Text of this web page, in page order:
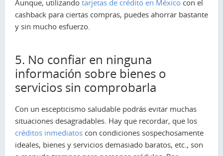
Aunque, utilizando tarjetas de crédito en México con el
cashback para ciertas compras, puedes ahorrar bastante
y sin mucho esfuerzo.
5. No confiar en ninguna
información sobre bienes o
servicios sin comprobarla
Con un escepticismo saludable podrás evitar muchas
situaciones desagradables. Hay que recordar, que los
créditos inmediatos con condiciones sospechosamente
ideales, bienes y servicios demasiado baratos, etc., son